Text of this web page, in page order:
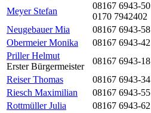
Meyer Stefan
08167 6943-50
0170 7942402
Neugebauer Mia
08167 6943-58
Obermeier Monika
08167 6943-42
Priller Helmut
Erster Bürgermeister
08167 6943-18
Reiser Thomas
08167 6943-34
Riesch Maximilian
08167 6943-55
Rottmüller Julia
08167 6943-62